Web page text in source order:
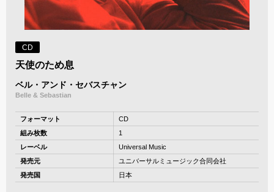
CD
天使のため息
ベル・アンド・セバスチャン
Belle & Sebastian
フォーマット
CD
組み枚数
1
レーベル
Universal Music
発売元
ユニバーサルミュージック合同会社
発売国
日本